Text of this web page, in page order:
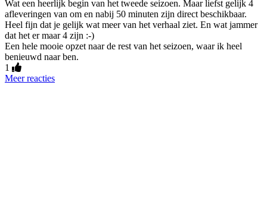
Wat een heerlijk begin van het tweede seizoen. Maar liefst gelijk 4
afleveringen van om en nabij 50 minuten zijn direct beschikbaar.
Heel fijn dat je gelijk wat meer van het verhaal ziet. En wat jammer
dat het er maar 4 zijn :-)
Een hele mooie opzet naar de rest van het seizoen, waar ik heel
benieuwd naar ben.
1
Meer reacties